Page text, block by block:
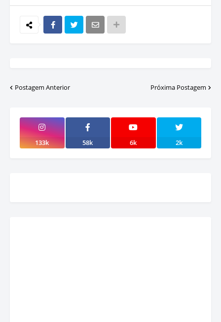
Postagem Anterior Próxima Postagem
133k 58k 6k 2k